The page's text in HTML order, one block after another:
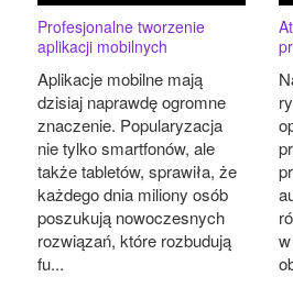
Profesjonalne tworzenie
aplikacji mobilnych
Aplikacje mobilne mają
dzisiaj naprawdę ogromne
znaczenie. Popularyzacja
nie tylko smartfonów, ale
także tabletów, sprawiła, że
każdego dnia miliony osób
poszukują nowoczesnych
rozwiązań, które rozbudują
fu...